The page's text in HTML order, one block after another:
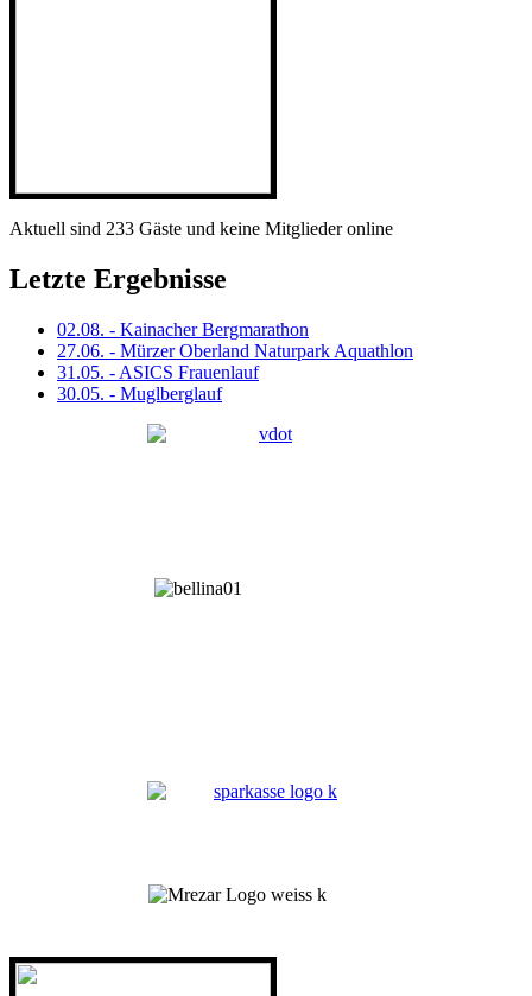
Aktuell sind 233 Gäste und keine Mitglieder online
Letzte Ergebnisse
02.08. - Kainacher Bergmarathon
27.06. - Mürzer Oberland Naturpark Aquathlon
31.05. - ASICS Frauenlauf
30.05. - Muglberglauf